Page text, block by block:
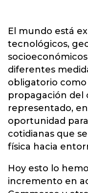
El mundo está
tecnológicos,
diferentes
obligatorio como
propagación del
representado,
oportunidad
cotidianas que
física hacia
Hoy esto lo
incremento en